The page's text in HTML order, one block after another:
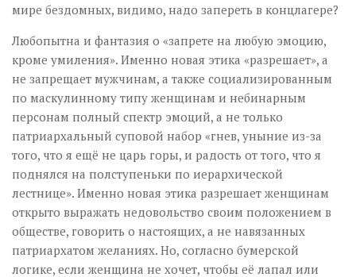
мире бездомных, видимо, надо запереть в концлагере?
Любопытна и фантазия о «запрете на любую эмоцию,
кроме умиления». Именно новая этика «разрешает», а
не запрещает мужчинам, а также социализированным
по маскулинному типу женщинам и небинарным
персонам полный спектр эмоций, а не только
патриархальный суповой набор «гнев, уныние из-за
того, что я ещё не царь горы, и радость от того, что я
поднялся на полступеньки по иерархической
лестнице». Именно новая этика разрешает женщинам
открыто выражать недовольство своим положением в
обществе, говорить о настоящих, а не навязанных
патриархатом желаниях. Но, согласно бумерской
логике, если женщина не хочет, чтобы её лапал или